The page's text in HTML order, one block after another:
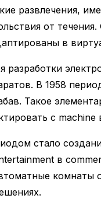
развлечения,
от
в
разработки
В 1958
Такое
с
стало
в
комнаты